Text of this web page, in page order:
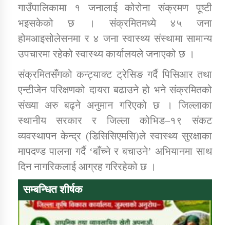
कार्यक्रम कार्यान्वयन एकाई जुम्लाको सुचना
कर्णाली प्राविधि शिक्षालय जुम्लाको सुचना
गाउँपालिकामा १ जनालाई कोरोना संक्रमण पूष्टी
भइसकेको छ । संक्रमितमध्ये ४५ जना
होमआइसोलेसनमा र ४ जना स्वास्थ्य संस्थामा सामान्य
उपचारमा रहेको स्वास्थ्य कार्यालयले जनाएको छ ।
संक्रमितसँगको कन्ट्याक्ट ट्रेसिङ गर्दै पिसिआर तथा
एन्टीजेन परिक्षणको दायरा बढाउने हो भने संक्रमितको
संख्या अरु बढ्ने अनुमान गरिएको छ । जिल्लाका
स्थानीय सरकार र जिल्ला कोभिड–१९ संकट
व्यवस्थापन केन्द्र (डिसिसिएमसि)ले स्वास्थ्य सुरक्षाका
मापदण्ड पालना गर्दै ‘बाँच्ने र बचाउने’ अभियानमा साथ
दिन नागरिकलाई आग्रह गरिरहेको छ ।
सम्बन्धित शीर्षक